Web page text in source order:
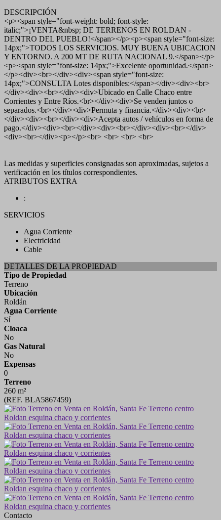
DESCRIPCIÓN
<p><span style="font-weight: bold; font-style:
italic;">¡VENTA&nbsp; DE TERRENOS EN ROLDAN -
DENTRO DEL PUEBLO!</span></p><p><span style="font-size:
14px;">TODOS LOS SERVICIOS. MUY BUENA UBICACION
Y ENTORNO. A 200 MT DE RUTA NACIONAL 9.</span></p>
<p><span style="font-size: 14px;">Excelente oportunidad.</span>
</p><div><br></div><div><span style="font-size:
14px;">CONSULTA Lotes disponibles:</span></div><div><br>
</div><div><br></div><div>Ubicado en Calle Chaco entre
Corrientes y Entre Ríos.<br></div><div>Se venden juntos o
separados.<br></div><div>Permuta y financia.</div><div><br>
</div><div><br></div><div>Acepta autos / vehículos en forma de
pago.</div><div><br></div><div><br></div><div><br></div>
<div><br></div><p></p><br> <br> <br> <br>
Las medidas y superficies consignadas son aproximadas, sujetos a
verificación en los títulos correspondientes.
ATRIBUTOS EXTRA
:
SERVICIOS
Agua Corriente
Electricidad
Cable
DETALLES DE LA PROPIEDAD
Tipo de Propiedad
Terreno
Ubicación
Roldán
Agua Corriente
Sí
Cloaca
No
Gas Natural
No
Expensas
0
Terreno
260 m²
(REF. BLA5867459)
Contacto